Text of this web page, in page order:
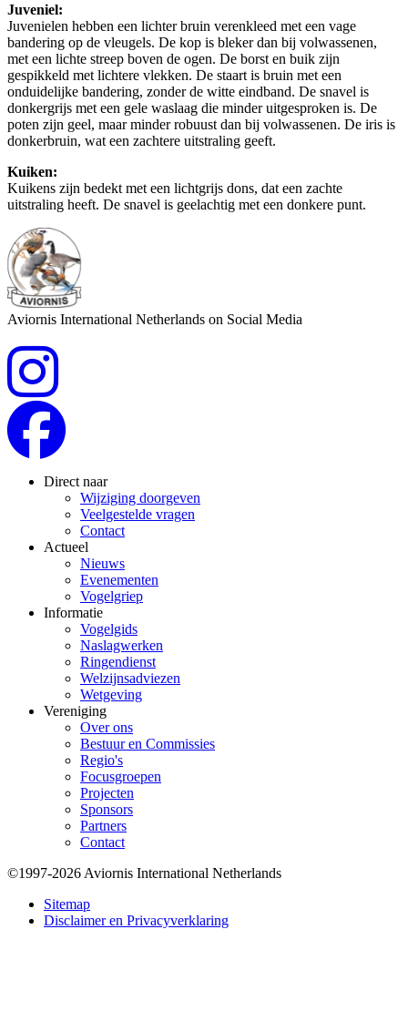
Juveniel:
Juvenielen hebben een lichter bruin verenkleed met een vage
bandering op de vleugels. De kop is bleker dan bij volwassenen,
met een lichte streep boven de ogen. De borst en buik zijn
gespikkeld met lichtere vlekken. De staart is bruin met een
onduidelijke bandering, zonder de witte eindband. De snavel is
donkergrijs met een gele waslaag die minder uitgesproken is. De
poten zijn geel, maar minder robuust dan bij volwassenen. De iris is
donkerbruin, wat een zachtere uitstraling geeft.
Kuiken:
Kuikens zijn bedekt met een lichtgrijs dons, dat een zachte
uitstraling heeft. De snavel is geelachtig met een donkere punt.
Aviornis International Netherlands on Social Media
Direct naar
Wijziging doorgeven
Veelgestelde vragen
Contact
Actueel
Nieuws
Evenementen
Vogelgriep
Informatie
Vogelgids
Naslagwerken
Ringendienst
Welzijnsadviezen
Wetgeving
Vereniging
Over ons
Bestuur en Commissies
Regio's
Focusgroepen
Projecten
Sponsors
Partners
Contact
Bottom
©1997-2026 Aviornis International Netherlands
Sitemap
Disclaimer en Privacyverklaring